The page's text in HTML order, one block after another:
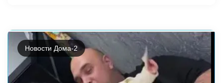
Новости Дома-2